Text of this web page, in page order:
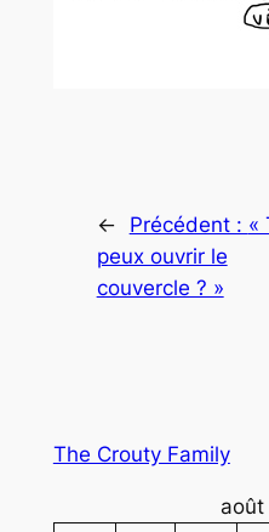
← Précédent : «
peux ouvrir le
couvercle ? »
The Crouty Family